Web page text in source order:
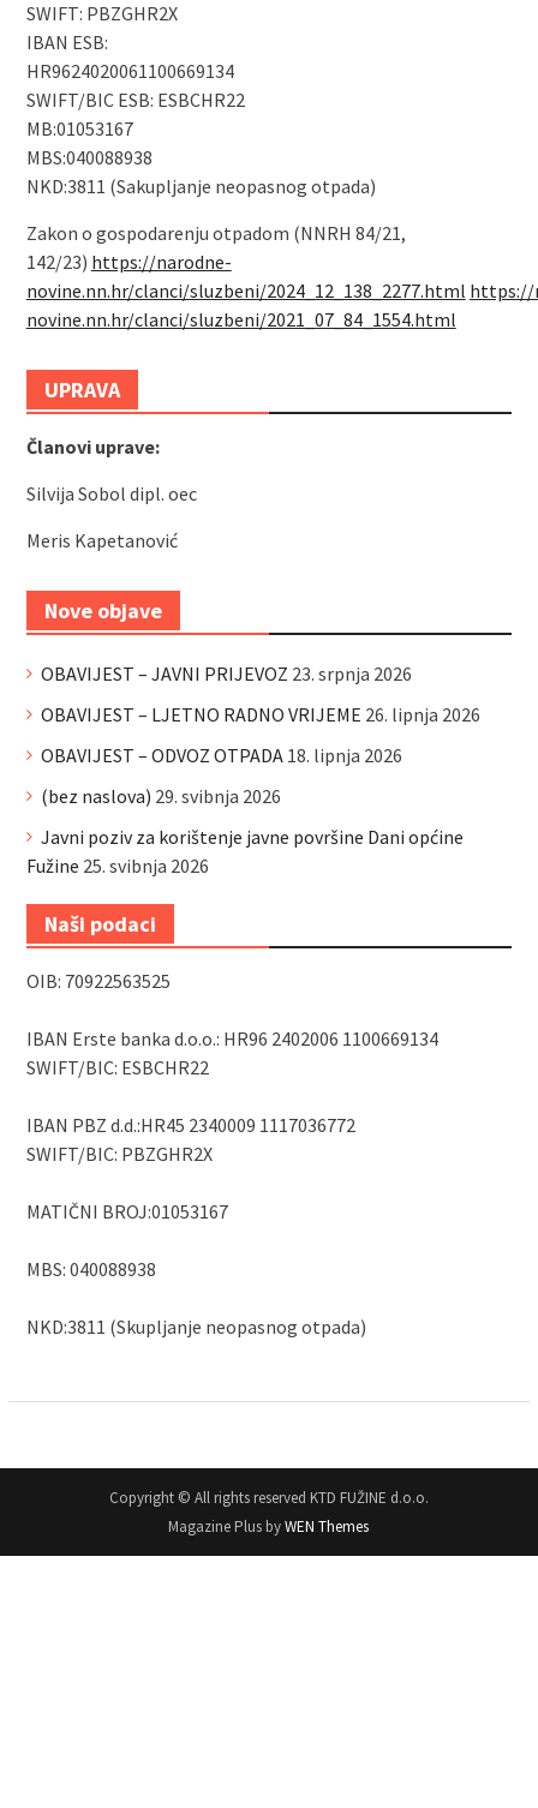
SWIFT: PBZGHR2X
IBAN ESB:
HR9624020061100669134
SWIFT/BIC ESB: ESBCHR22
MB:01053167
MBS:040088938
NKD:3811 (Sakupljanje neopasnog otpada)
Zakon o gospodarenju otpadom (NNRH 84/21,
142/23) https://narodne-
novine.nn.hr/clanci/sluzbeni/2024_12_138_2277.html https://
novine.nn.hr/clanci/sluzbeni/2021_07_84_1554.html
UPRAVA
Članovi uprave:
Silvija Sobol dipl. oec
Meris Kapetanović
Nove objave
OBAVIJEST – JAVNI PRIJEVOZ 23. srpnja 2026
OBAVIJEST – LJETNO RADNO VRIJEME 26. lipnja 2026
OBAVIJEST – ODVOZ OTPADA 18. lipnja 2026
(bez naslova) 29. svibnja 2026
Javni poziv za korištenje javne površine Dani općine
Fužine 25. svibnja 2026
Naši podaci
OIB: 70922563525
IBAN Erste banka d.o.o.: HR96 2402006 1100669134
SWIFT/BIC: ESBCHR22
IBAN PBZ d.d.:HR45 2340009 1117036772
SWIFT/BIC: PBZGHR2X
MATIČNI BROJ:01053167
MBS: 040088938
NKD:3811 (Skupljanje neopasnog otpada)
Copyright © All rights reserved KTD FUŽINE d.o.o.
Magazine Plus byWEN Themes